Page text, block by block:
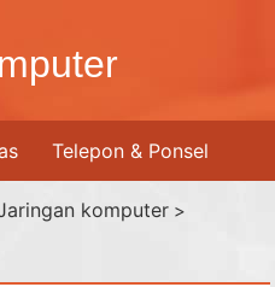
Telepon & Ponsel
Internet
komputer>